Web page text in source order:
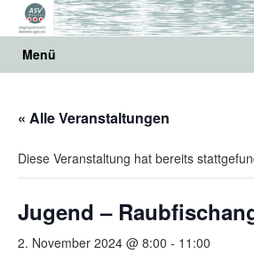
Springe
zum
Hauptmenü
Menü
« Alle Veranstaltungen
Diese Veranstaltung hat bereits
Jugend –
2. November 2024 @ 8:00 - 11:00